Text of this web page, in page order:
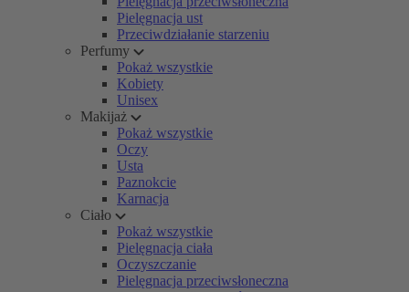
Pielęgnacja ust
Przeciwdziałanie starzeniu
Perfumy
Pokaż wszystkie
Kobiety
Unisex
Makijaż
Pokaż wszystkie
Oczy
Usta
Paznokcie
Karnacja
Ciało
Pokaż wszystkie
Pielęgnacja ciała
Oczyszczanie
Pielęgnacja przeciwsłoneczna